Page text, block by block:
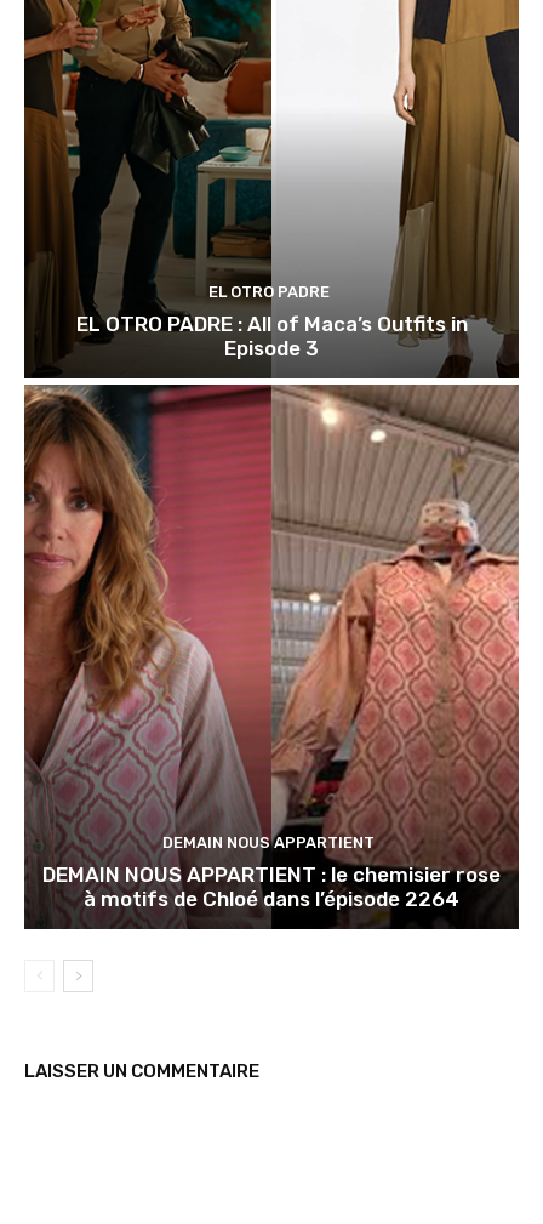
EL OTRO PADRE
EL OTRO PADRE : All of Maca’s Outfits in
Episode 3
DEMAIN NOUS APPARTIENT
DEMAIN NOUS APPARTIENT : le chemisier rose
à motifs de Chloé dans l’épisode 2264
LAISSER UN COMMENTAIRE